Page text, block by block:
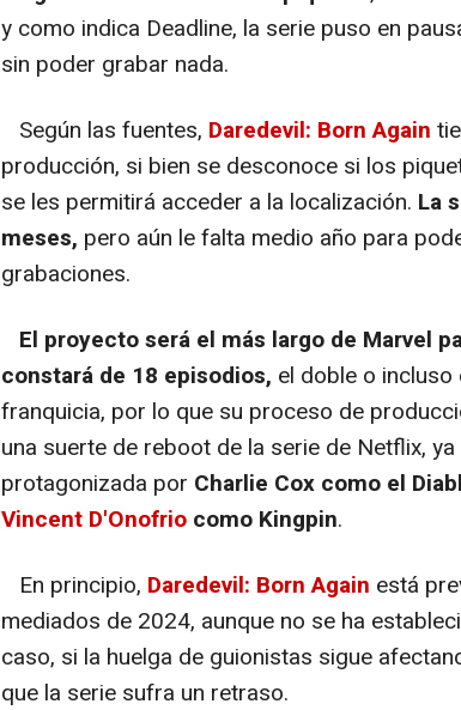
y como indica Deadline, la serie puso en
sin poder grabar nada.
Según las fuentes, Daredevil: Born Again
producción, si bien se desconoce si los
se les permitirá acceder a la localización. La
meses, pero aún le falta medio año para
grabaciones.
El proyecto será el más largo de Marvel
constará de 18 episodios, el doble o
franquicia, por lo que su proceso de
una suerte de reboot de la serie de Netflix,
protagonizada por Charlie Cox como el
Vincent D'Onofrio como Kingpin.
En principio, Daredevil: Born Again está
mediados de 2024, aunque no se ha
caso, si la huelga de guionistas sigue
que la serie sufra un retraso.